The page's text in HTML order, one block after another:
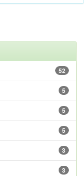
52
5
5
5
3
3